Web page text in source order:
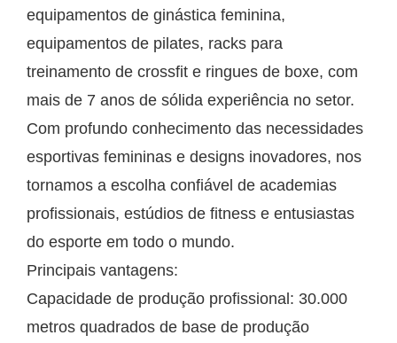
equipamentos de ginástica feminina,
equipamentos de pilates, racks para
treinamento de crossfit e ringues de boxe, com
mais de 7 anos de sólida experiência no setor.
Com profundo conhecimento das necessidades
esportivas femininas e designs inovadores, nos
tornamos a escolha confiável de academias
profissionais, estúdios de fitness e entusiastas
do esporte em todo o mundo.
Principais vantagens:
Capacidade de produção profissional: 30.000
metros quadrados de base de produção